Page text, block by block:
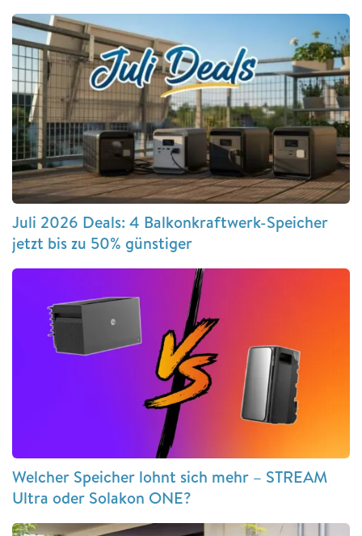
Juli 2026 Deals: 4 Balkonkraftwerk-Speicher
jetzt bis zu 50% günstiger
Welcher Speicher lohnt sich mehr – STREAM
Ultra oder Solakon ONE?